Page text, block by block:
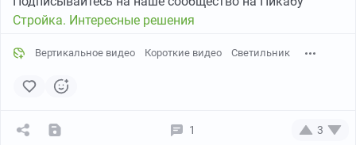
Стройка. Интересные решения
Вертикальное видео Короткие видео Светильник
1 3